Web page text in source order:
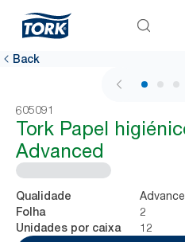
Back
1 / 3
605091
Tork Papel
Advanced
Qualidade
Folha 2
Unidades por caixa
12